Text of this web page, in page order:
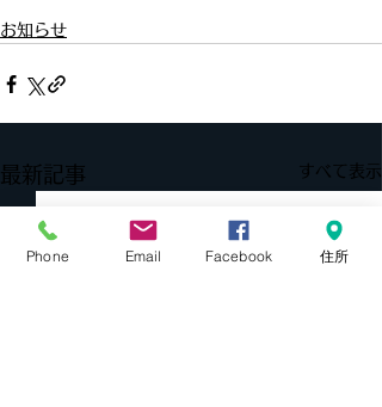
お知らせ
最新記事 すべて表示
Phone Email Facebook 住所